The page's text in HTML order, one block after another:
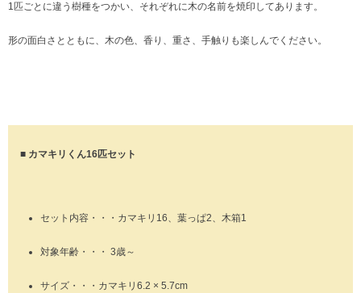
1匹ごとに違う樹種をつかい、それぞれに木の名前を焼印してあります。
形の面白さとともに、木の色、香り、重さ、手触りも楽しんでください。
■ カマキリくん16匹セット
セット内容・・・カマキリ16、葉っぱ2、木箱1
対象年齢・・・ 3歳～
サイズ・・・カマキリ6.2 × 5.7cm